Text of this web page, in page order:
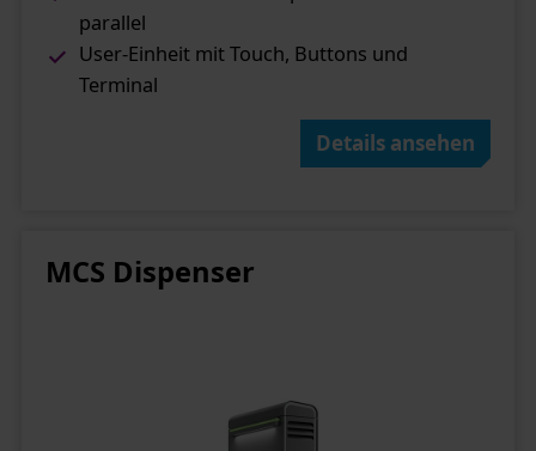
parallel
User-Einheit mit Touch, Buttons und
Terminal
Details ansehen
MCS Dispenser